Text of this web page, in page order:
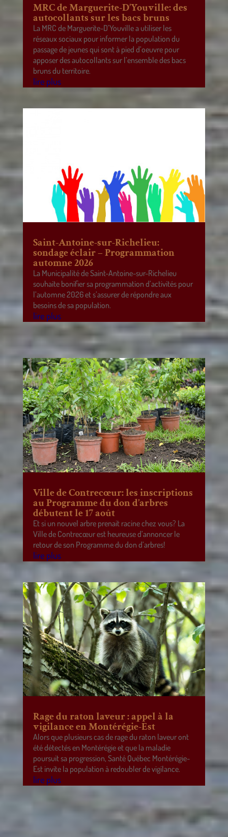
MRC de Marguerite-D’Youville: des
autocollants sur les bacs bruns
La MRC de Marguerite-D’Youville a utiliser les
réseaux sociaux pour informer la population du
passage de jeunes qui sont à pied d’oeuvre pour
apposer des autocollants sur l’ensemble des bacs
bruns du territoire.
lire plus
Saint-Antoine-sur-Richelieu:
sondage éclair – Programmation
automne 2026
La Municipalité de Saint-Antoine-sur-Richelieu
souhaite bonifier sa programmation d’activités pour
l’automne 2026 et s’assurer de répondre aux
besoins de sa population.
lire plus
Ville de Contrecœur: les inscriptions
au Programme du don d’arbres
débutent le 17 août
Et si un nouvel arbre prenait racine chez vous? La
Ville de Contrecœur est heureuse d’annoncer le
retour de son Programme du don d’arbres!
lire plus
Rage du raton laveur : appel à la
vigilance en Montérégie-Est
Alors que plusieurs cas de rage du raton laveur ont
été détectés en Montérégie et que la maladie
poursuit sa progression, Santé Québec Montérégie-
Est invite la population à redoubler de vigilance.
lire plus